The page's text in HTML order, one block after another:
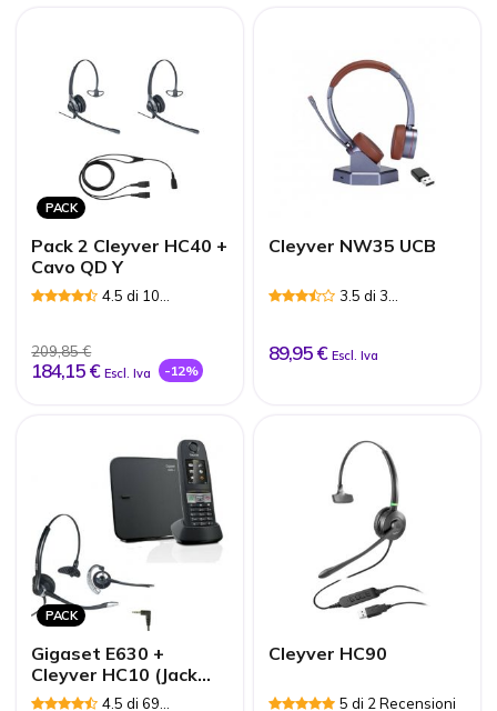
PACK
Pack 2 Cleyver HC40 +
Cavo QD Y
4.5 di 10
209,85 €
184,15 € Escl. Iva -12%
Cleyver NW35 UCB
3.5 di 3
89,95 € Escl. Iva
PACK
Gigaset E630 +
Cleyver HC10 (Jack
2.5 mm) 4.5 di 69
Cleyver HC90
5 di 2 Recensioni